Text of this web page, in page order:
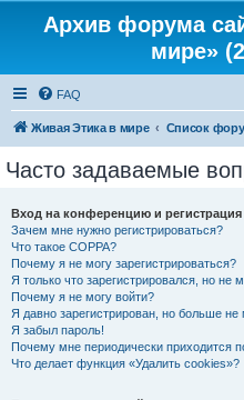
Архив форума
мире»
FAQ
Живая Этика в мире Список
Часто задаваемые
Вход на конференцию и регистрация
Зачем мне нужно регистрироваться?
Что такое COPPA?
Почему я не могу зарегистрироваться?
Я только что зарегистрировался, но не
Почему я не могу войти?
Я давно зарегистрирован, но больше не
Я забыл пароль!
Почему мне периодически приходится
Что делает функция «Удалить cookies»?